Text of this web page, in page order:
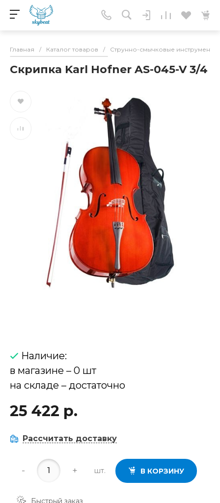
Главная / Каталог товаров / Струнно-смычковые инструменты
Скрипка Karl Hofner AS-045-V 3/4
Наличие:
в магазине – 0 шт
на складе – достаточно
25 422 р.
Рассчитать доставку
- + шт. В КОРЗИНУ
Быстрый заказ